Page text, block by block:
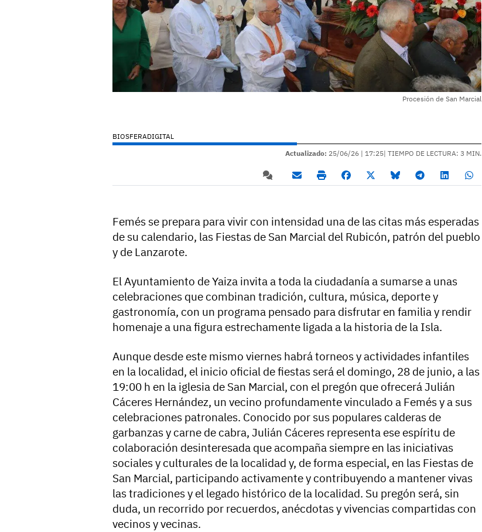
Procesión de San Marcial
BIOSFERADIGITAL
Actualizado: 25/06/26 | 17:25| TIEMPO DE LECTURA: 3 MIN.
Femés se prepara para vivir con intensidad una de las citas más esperadas
de su calendario, las Fiestas de San Marcial del Rubicón, patrón del pueblo
y de Lanzarote.
El Ayuntamiento de Yaiza invita a toda la ciudadanía a sumarse a unas
celebraciones que combinan tradición, cultura, música, deporte y
gastronomía, con un programa pensado para disfrutar en familia y rendir
homenaje a una figura estrechamente ligada a la historia de la Isla.
Aunque desde este mismo viernes habrá torneos y actividades infantiles
en la localidad, el inicio oficial de fiestas será el domingo, 28 de junio, a las
19:00 h en la iglesia de San Marcial, con el pregón que ofrecerá Julián
Cáceres Hernández, un vecino profundamente vinculado a Femés y a sus
celebraciones patronales. Conocido por sus populares calderas de
garbanzas y carne de cabra, Julián Cáceres representa ese espíritu de
colaboración desinteresada que acompaña siempre en las iniciativas
sociales y culturales de la localidad y, de forma especial, en las Fiestas de
San Marcial, participando activamente y contribuyendo a mantener vivas
las tradiciones y el legado histórico de la localidad. Su pregón será, sin
duda, un recorrido por recuerdos, anécdotas y vivencias compartidas con
vecinos y vecinas.